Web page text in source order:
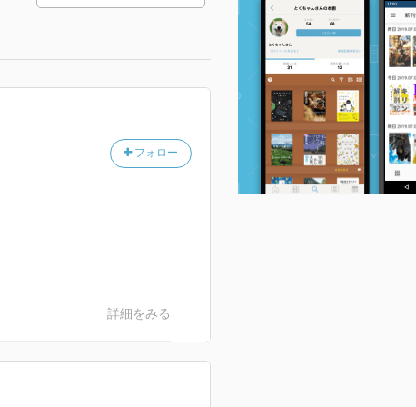
フォロー
詳細をみる